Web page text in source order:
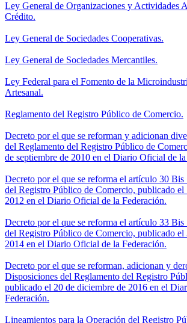
Ley General de Organizaciones y Actividades
Crédito.
Ley General de Sociedades Cooperativas.
Ley General de Sociedades Mercantiles.
Ley Federal para el Fomento de la
Artesanal.
Reglamento del Registro Público de Comercio.
Decreto por el que se reforman y adicionan
del Reglamento del Registro Público de
de septiembre de 2010 en el Diario Oficial de
Decreto por el que se reforma el artículo 30 Bis
del Registro Público de Comercio, publicado el
2012 en el Diario Oficial de la Federación.
Decreto por el que se reforma el artículo 33 Bis
del Registro Público de Comercio, publicado el
2014 en el Diario Oficial de la Federación.
Decreto por el que se reforman, adicionan y
Disposiciones del Reglamento del Registro
publicado el 20 de diciembre de 2016 en el
Federación.
Lineamientos para la Operación del Registro